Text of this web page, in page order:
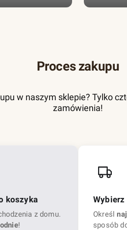
Proces zakupu
w naszym sklepie? Tylko
zamówienia!
koszyka
z domu.
!
Wybierz
Określ
sposób